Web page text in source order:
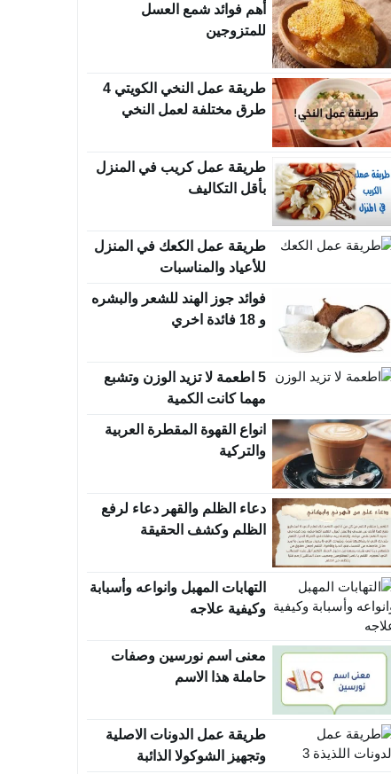
أهم فوائد شمع العسل
للمتزوجين
طريقة عمل النخي الكويتي 4
طرق مختلفة لعمل النخي
طريقة عمل كريب في المنزل
بأقل التكاليف
طريقة عمل الكعك في المنزل
للأعياد والمناسبات
فوائد جوز الهند للشعر والبشره
و 18 فائدة اخري
5 اطعمة لا تزيد الوزن وتشبع
مهما كانت الكمية
انواع القهوة المقطرة العربية
والتركية
دعاء الظلم والقهر دعاء لرفع
الظلم وكشف الحقيقة
التهابات المهبل وانواعه وأسبابة
وكيفية علاجه
معنى اسم نورسين وصفات
حاملة هذا الاسم
طريقة عمل الدونات الاصلية
وتجهيز الشوكولا الذائبة